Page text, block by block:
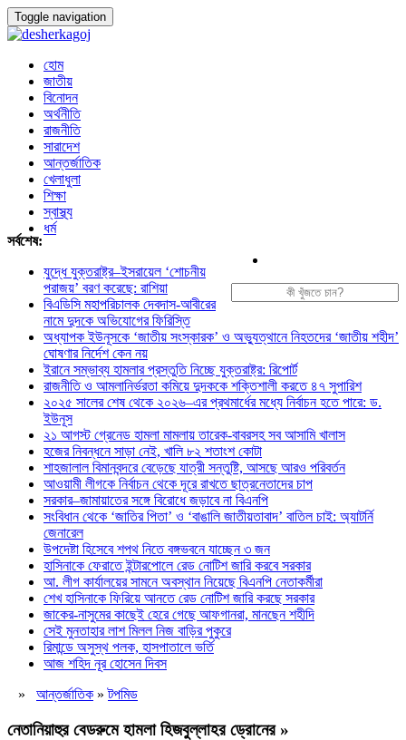
Toggle navigation
হোম
জাতীয়
বিনোদন
অর্থনীতি
রাজনীতি
সারাদেশ
আন্তর্জাতিক
খেলাধুলা
শিক্ষা
স্বাস্থ্য
ধর্ম
সর্বশেষ:
যুদ্ধে যুক্তরাষ্ট্র–ইসরায়েল ‘শোচনীয়
পরাজয়’ বরণ করেছে: রাশিয়া
বিএডিসি মহাপরিচালক দেবদাস-আবীরের
নামে দুদকে অভিযোগের ফিরিস্তি
অধ্যাপক ইউনূসকে ‘জাতীয় সংস্কারক’ ও অভ্যুত্থানে নিহতদের ‘জাতীয় শহীদ’
ঘোষণার নির্দেশ কেন নয়
ইরানে সম্ভাব্য হামলার প্রস্তুতি নিচ্ছে যুক্তরাষ্ট্র: রিপোর্ট
রাজনীতি ও আমলানির্ভরতা কমিয়ে দুদককে শক্তিশালী করতে ৪৭ সুপারিশ
২০২৫ সালের শেষ থেকে ২০২৬–এর প্রথমার্ধের মধ্যে নির্বাচন হতে পারে: ড.
ইউনূস
২১ আগস্ট গ্রেনেড হামলা মামলায় তারেক-বাবরসহ সব আসামি খালাস
হজের নিবন্ধনে সাড়া নেই, খালি ৮২ শতাংশ কোটা
শাহজালাল বিমানবন্দরে বেড়েছে যাত্রী সন্তুষ্টি, আসছে আরও পরিবর্তন
আওয়ামী লীগকে নির্বাচন থেকে দূরে রাখতে ছাত্রনেতাদের চাপ
সরকার–জামায়াতের সঙ্গে বিরোধে জড়াবে না বিএনপি
সংবিধান থেকে ‘জাতির পিতা’ ও ‘বাঙালি জাতীয়তাবাদ’ বাতিল চাই: অ্যাটর্নি
জেনারেল
উপদেষ্টা হিসেবে শপথ নিতে বঙ্গভবনে যাচ্ছেন ৩ জন
হাসিনাকে ফেরাতে ইন্টারপোলে রেড নোটিশ জারি করবে সরকার
আ. লীগ কার্যালয়ের সামনে অবস্থান নিয়েছে বিএনপি নেতাকর্মীরা
শেখ হাসিনাকে ফিরিয়ে আনতে রেড নোটিশ জারি করছে সরকার
জাকের-নাসুমের কাছেই হেরে গেছে আফগানরা, মানছেন শহীদি
সেই মুনতাহার লাশ মিলল নিজ বাড়ির পুকুরে
রিমান্ডে অসুস্থ পলক, হাসপাতালে ভর্তি
আজ শহিদ নূর হোসেন দিবস
» আন্তর্জাতিক »টপমিড
নেতানিয়াহুর বেডরুমে হামলা হিজবুল্লাহর ড্রোনের »